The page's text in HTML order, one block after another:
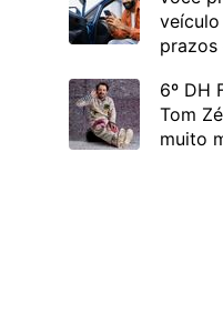
prazos
6º DH
Tom
muito